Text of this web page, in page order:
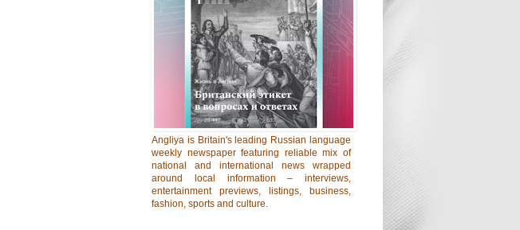
Angliya is Britain's leading Russian language
weekly newspaper featuring reliable mix of
national and international news wrapped
around local information – interviews,
entertainment previews, listings, business,
fashion, sports and culture.